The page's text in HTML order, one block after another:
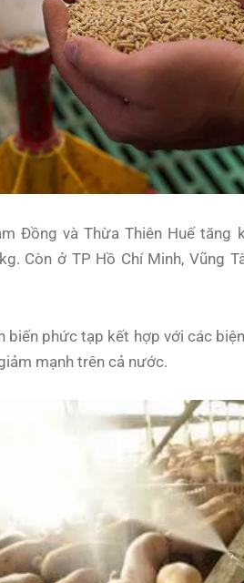
Đồng và Thừa Thiên Huế
Còn ở TP Hồ Chí Minh, Vũng
biến phức tạp kết hợp với các
mạnh trên cả nước.